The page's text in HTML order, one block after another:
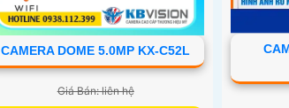
CAMERA DOME 5.0MP KX-C52L
Giá Bán: liên hệ